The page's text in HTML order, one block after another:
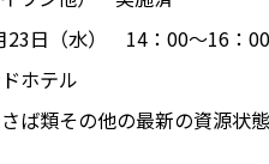
日（水） 14：00～16：00
ホテル
ば類その他の最新の資源状